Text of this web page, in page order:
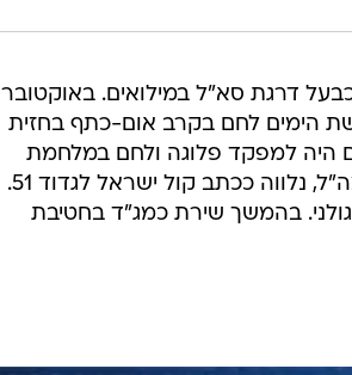
כבעל דרגת סא"ל במילואים. באוקטובר
הנח"ל. במלחמת ששת הימים לחם בקרב אום-כתף בחזית
היה למפקד פלוגה ולחם במלחמת
ההתשה. במלחמת יום הכיפורים, זמן קצר לאחר שחרורו מצה"ל, נלווה ככתב קול ישראל לגדוד 51.
גולני. בהמשך שירת כמג"ד בחטיבת